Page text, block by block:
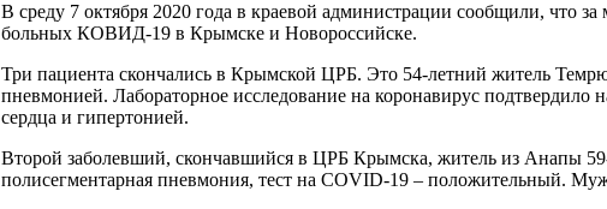
В среду 7 октября 2020 года в краевой администрации сообщили, что
больных КОВИД-19 в Крымске и Новороссийске.
Три пациента скончались в Крымской ЦРБ. Это 54-летний житель
пневмонией. Лабораторное исследование на коронавирус подтвердило
сердца и гипертонией.
Второй заболевший, скончавшийся в ЦРБ Крымска, житель из Анапы
полисегментарная пневмония, тест на COVID-19 – положительный.